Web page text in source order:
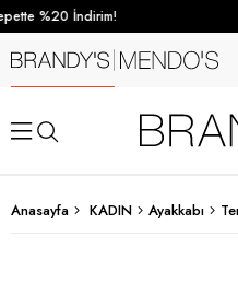
%20 İndirim!
Anasayfa KADIN Ayakkabı